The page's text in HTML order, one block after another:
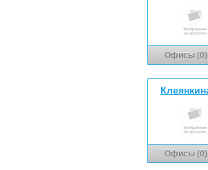
Офисы (0)
Офисы (0)